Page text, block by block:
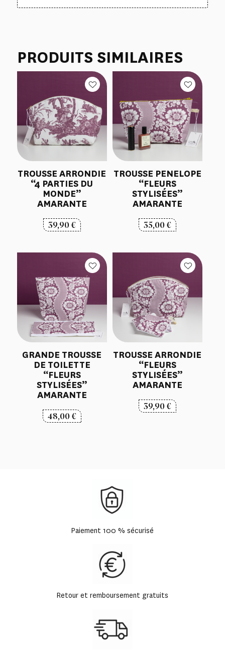
PRODUITS SIMILAIRES
TROUSSE ARRONDIE
“4 PARTIES DU
MONDE”
AMARANTE
39,90€
TROUSSE PENELOPE
“FLEURS
STYLISÉES”
AMARANTE
35,00€
GRANDE TROUSSE
DE TOILETTE
“FLEURS
STYLISÉES”
AMARANTE
48,00€
TROUSSE ARRONDIE
“FLEURS
STYLISÉES”
AMARANTE
39,90€
Paiement 100 % sécurisé
Retour et remboursement gratuits